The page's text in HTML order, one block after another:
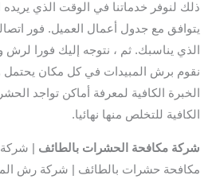
ذلك لنوفر خدماتنا في الوقت الذي
يتوافق مع جدول أعمال العميل. فور
الذي يناسبك. ثم ، نتوجه إليك فورا لرش
نقوم برش المبيدات في كل مكان يحتمل
الخبرة الكافية لمعرفة أماكن تواجد
الكافية للتخلص منها نهائيا.
شركة مكافحة الحشرات بالطائف |
مكافحة حشرات بالطائف | شركة رش